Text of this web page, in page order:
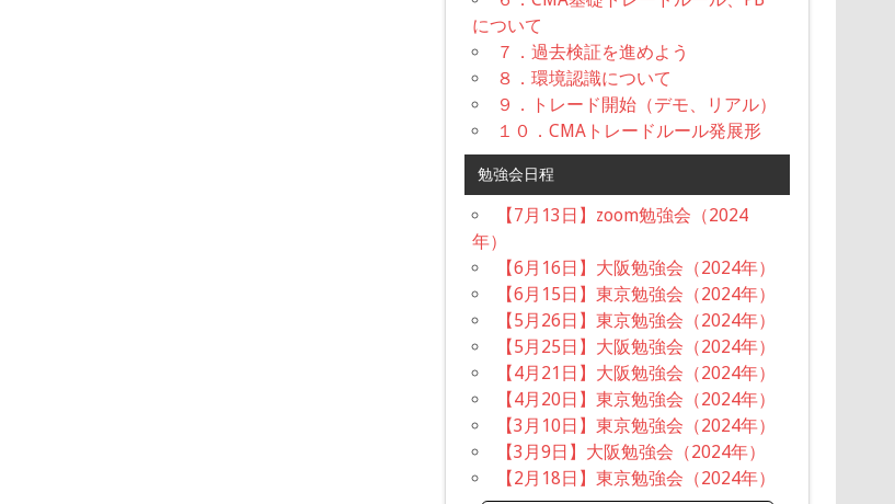
について
７．過去検証を進めよう
８．環境認識について
９．トレード開始（デモ、リアル）
１０．CMAトレードルール発展形
勉強会日程
【7月13日】zoom勉強会（2024
年）
【6月16日】大阪勉強会（2024年）
【6月15日】東京勉強会（2024年）
【5月26日】東京勉強会（2024年）
【5月25日】大阪勉強会（2024年）
【4月21日】大阪勉強会（2024年）
【4月20日】東京勉強会（2024年）
【3月10日】東京勉強会（2024年）
【3月9日】大阪勉強会（2024年）
【2月18日】東京勉強会（2024年）